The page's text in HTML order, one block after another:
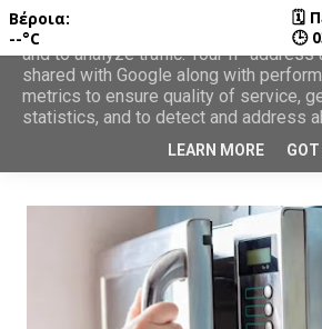
Βέροια:
--°C
🗓
🕒
This site uses cookies from Google
and to analyze traffic. Your IP address
shared with Google along with
metrics to ensure quality of service,
statistics, and to detect and address
LEARN MORE